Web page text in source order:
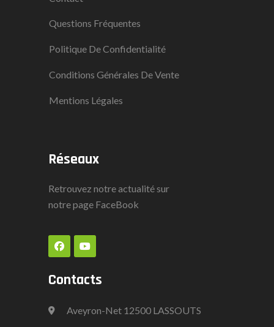
Questions Fréquentes
Politique De Confidentialité
Conditions Générales De Vente
Mentions Légales
Réseaux
Retrouvez notre actualité sur
notre page FaceBook
Contacts
Aveyron-Net 12500 LASSOUTS